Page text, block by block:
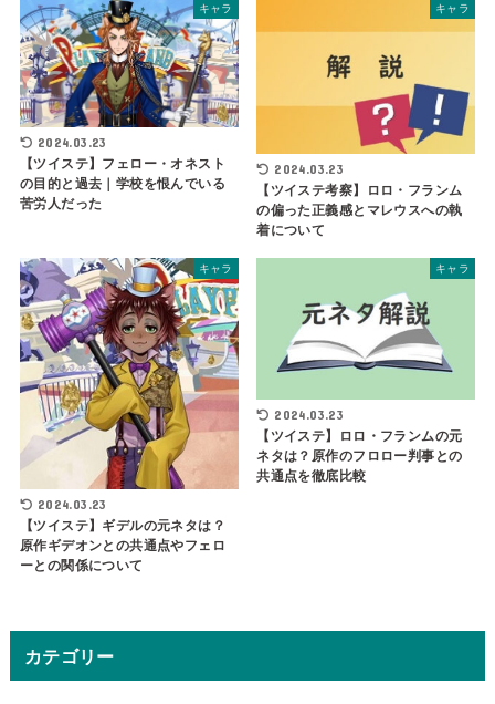
キャラ
2024.03.23
【ツイステ】フェロー・オネスト
の目的と過去｜学校を恨んでいる
苦労人だった
キャラ
2024.03.23
【ツイステ考察】ロロ・フランム
の偏った正義感とマレウスへの執
着について
キャラ
2024.03.23
【ツイステ】ギデルの元ネタは？
原作ギデオンとの共通点やフェロ
ーとの関係について
キャラ
2024.03.23
【ツイステ】ロロ・フランムの元
ネタは？原作のフロロー判事との
共通点を徹底比較
カテゴリー